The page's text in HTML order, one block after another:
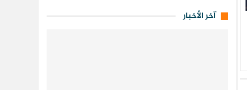
آخر الأخبار